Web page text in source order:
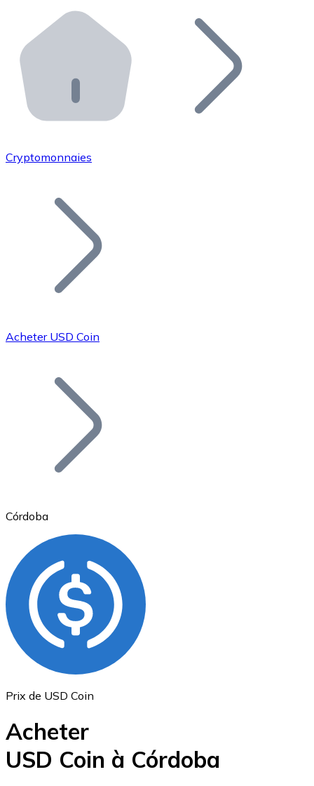
Distributeurs automatiques Bitnovo
Intégrez un ATM Bitnovo dans votre entreprise et
API Bitnovo
Intégrez notre API dans votre écosystème.
Rejoignez notre réseau de distributeurs et
Ajoutez le token de votre projet à notre service
Bitcoin
Ethereum
ETH
Cryptomonnaies
Acheter USD Coin
Córdoba
Prix de USD Coin
Acheter
USD Coin à Córdoba